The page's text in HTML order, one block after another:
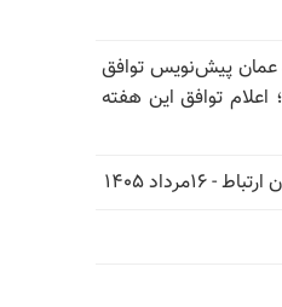
عمان پیش‌نویس توافق
اعلام توافق این هفته
۱۴۰۵